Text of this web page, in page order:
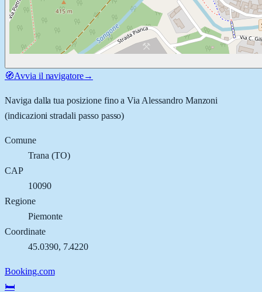
🧭Avvia il navigatore→
Naviga dalla tua posizione fino aVia Alessandro Manzoni
(indicazioni stradali passo passo)
Comune
Trana (TO)
CAP
10090
Regione
Piemonte
Coordinate
45.0390, 7.4220
Booking.com
🛏️